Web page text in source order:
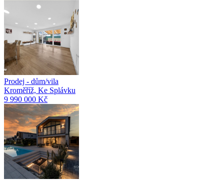
Prodej - dům/vila
Kroměříž, Ke Splávku
9 990 000 Kč